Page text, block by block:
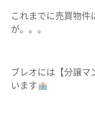
これまでに売買物件
が。。。
ブレオには【分譲マ
います